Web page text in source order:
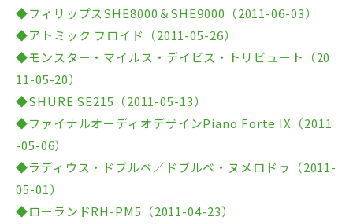
◆フィリップスSHE8000＆SHE9000（2011-06-03）
◆アトミック フロイド（2011-05-26）
◆モンスター・マイルス・デイビス・トリビュート（20
11-05-20）
◆SHURE SE215（2011-05-13）
◆ファイナルオーディオデザインPiano Forte IX（2011
-05-06）
◆ラディウス・ドブルベ／ドブルベ・ヌメロドゥ（2011-
05-01）
◆ローランドRH-PM5（2011-04-23）